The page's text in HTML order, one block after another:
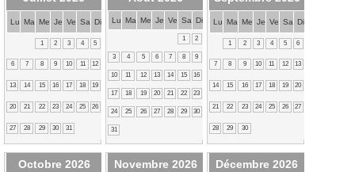
Lu Ma Me Je Ve Sa Di
1 2 3 4 5
6 7 8 9 10 11 12
13 14 15 16 17 18 19
20 21 22 23 24 25 26
27 28 29 30 31
Lu Ma Me Je Ve Sa Di
1 2
3 4 5 6 7 8 9
10 11 12 13 14 15 16
17 18 19 20 21 22 23
24 25 26 27 28 29 30
31
Lu Ma Me Je Ve Sa Di
1 2 3 4 5 6
7 8 9 10 11 12 13
14 15 16 17 18 19 20
21 22 23 24 25 26 27
28 29 30
Octobre 2026 Novembre 2026 Décembre 2026